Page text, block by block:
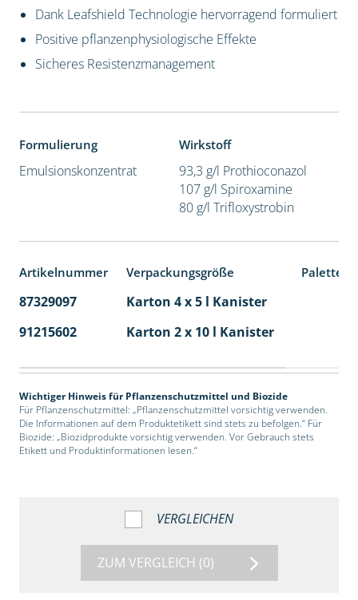
Dank Leafshield Technologie hervorragend formuliert
Positive pflanzenphysiologische Effekte
Sicheres Resistenzmanagement
Formulierung
Emulsionskonzentrat
Wirkstoff
93,3 g/l Prothioconazol
107 g/l Spiroxamine
80 g/l Trifloxystrobin
Artikelnummer Verpackungsgröße
87329097 Karton 4 x 5 l Kanister
91215602
Karton 2 x 10 l Kanister
Wichtiger Hinweis für Pflanzenschutzmittel und Biozide
Für Pflanzenschutzmittel: „Pflanzenschutzmittel vorsichtig verwenden.
Die Informationen auf dem Produktetikett sind stets zu befolgen.“ Für
Biozide: „Biozidprodukte vorsichtig verwenden. Vor Gebrauch stets
Etikett und Produktinformationen lesen.“
VERGLEICHEN
ZUM VERGLEICH (0)